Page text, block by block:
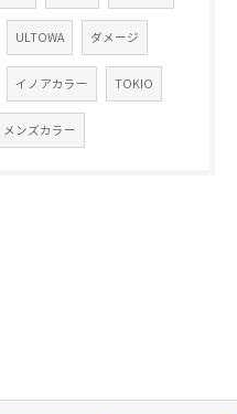
ULTOWA ダメージ
イノアカラー TOKIO
メンズカラー